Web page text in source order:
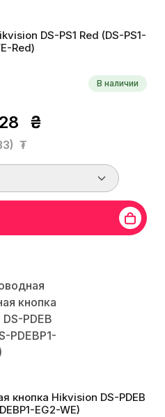
DS-PS1 Red (DS-PS1-
Red)
В наличии
₴
₮
кнопка Hikvision DS-PDEB
EG2-WE)